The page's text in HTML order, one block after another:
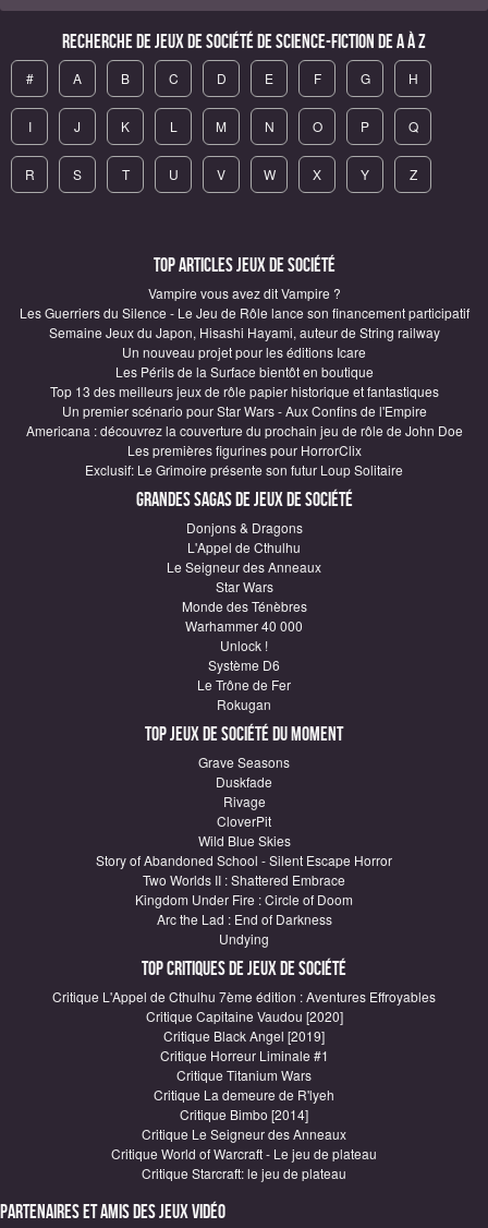
Recherche de Jeux de société de science-fiction de A à Z
# A B C D E F G H
I J K L M N O P Q
R S T U V W X Y Z
Top articles Jeux de société
Vampire vous avez dit Vampire ?
Les Guerriers du Silence - Le Jeu de Rôle lance son financement participatif
Semaine Jeux du Japon, Hisashi Hayami, auteur de String railway
Un nouveau projet pour les éditions Icare
Les Périls de la Surface bientôt en boutique
Top 13 des meilleurs jeux de rôle papier historique et fantastiques
Un premier scénario pour Star Wars - Aux Confins de l'Empire
Americana : découvrez la couverture du prochain jeu de rôle de John Doe
Les premières figurines pour HorrorClix
Exclusif: Le Grimoire présente son futur Loup Solitaire
Grandes sagas de Jeux de société
Donjons & Dragons
L'Appel de Cthulhu
Le Seigneur des Anneaux
Star Wars
Monde des Ténèbres
Warhammer 40 000
Unlock !
Système D6
Le Trône de Fer
Rokugan
Top Jeux de société du moment
Grave Seasons
Duskfade
Rivage
CloverPit
Wild Blue Skies
Story of Abandoned School - Silent Escape Horror
Two Worlds II : Shattered Embrace
Kingdom Under Fire : Circle of Doom
Arc the Lad : End of Darkness
Undying
Top critiques de Jeux de société
Critique L'Appel de Cthulhu 7ème édition : Aventures Effroyables
Critique Capitaine Vaudou [2020]
Critique Black Angel [2019]
Critique Horreur Liminale #1
Critique Titanium Wars
Critique La demeure de R'lyeh
Critique Bimbo [2014]
Critique Le Seigneur des Anneaux
Critique World of Warcraft - Le jeu de plateau
Critique Starcraft: le jeu de plateau
Partenaires et amis des jeux vidéo